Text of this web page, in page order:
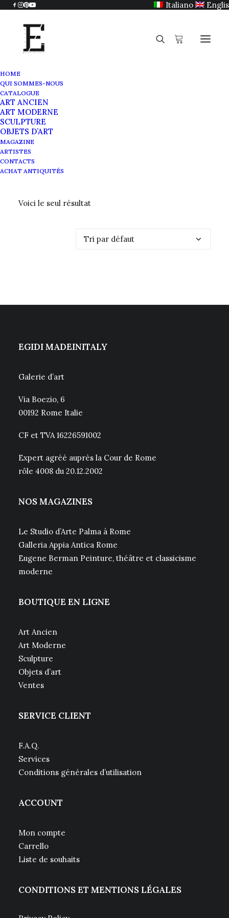
Italiano
HOME
QUI SOMMES-NOUS
CATALOGUE
ART ANCIEN
ART MODERNE
SCULPTURE
OBJETS D’ART
MAGAZINE
ARTISTES
CONTACTS
ACHAT ANTIQUITÉS
Voici le seul résultat
EGIDI MADEINITALY
Galerie d’art
Via Boezio, 6
00192 Rome Italie
CF et TVA 16226591002
Expert agréé auprès la Cour de Rome
rôle 4008 du 20.12.2002
NOS MAGAZINES
Le Studio d’Arte Palma à Rome
Galleria Appia Antica Rome
Eugene Berman Peinture, théâtre et classicisme
moderne
BOUTIQUE EN LIGNE
Art Ancien
Art Moderne
Sculpture
Objets d’art
Ventes
SERVICE CLIENT
F.A.Q.
Services
Conditions générales d’utilisation
ACCOUNT
Mon compte
Carrello
Liste de souhaits
CONDITIONS ET MENTIONS LÉGALES